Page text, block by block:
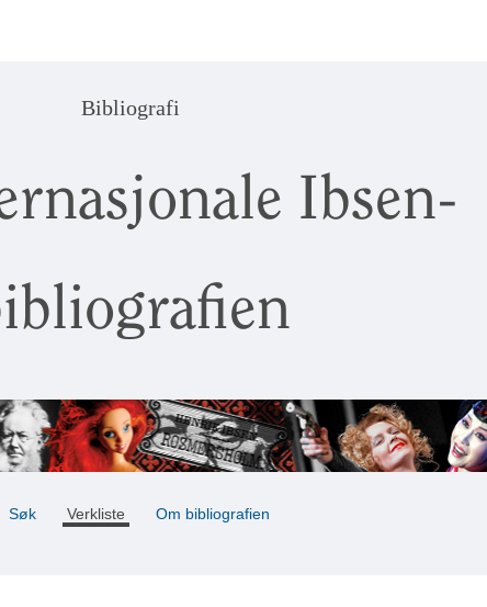
Bibliografi
Ibsen-
Søk Verkliste Om bibliografien